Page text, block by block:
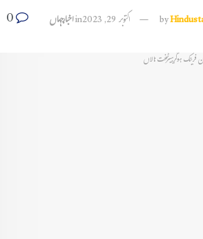
by اکتوبر 29, 2023 inاخبارجہاں